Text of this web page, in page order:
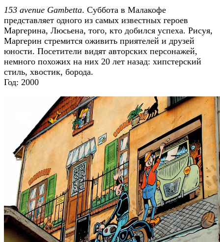
153 avenue Gambetta. Суббота в Малакофе
представляет одного из самых известных героев
Маргерина, Люсьена, того, кто добился успеха. Рисуя,
Маргерин стремится оживить приятелей и друзей
юности. Посетители видят авторских персонажей,
немного похожих на них 20 лет назад: хипстерский
стиль, хвостик, борода.
Год: 2000